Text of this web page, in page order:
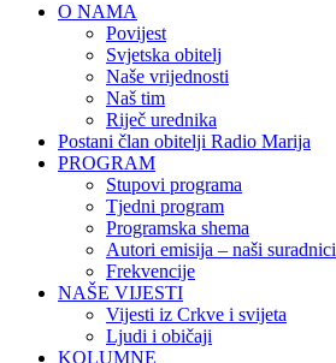
O NAMA
Povijest
Svjetska obitelj
Naše vrijednosti
Naš tim
Riječ urednika
Postani član obitelji Radio Marija
PROGRAM
Stupovi programa
Tjedni program
Programska shema
Autori emisija – naši suradnici
Frekvencije
NAŠE VIJESTI
Vijesti iz Crkve i svijeta
Ljudi i običaji
KOLUMNE